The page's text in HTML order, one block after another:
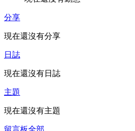
分享
現在還沒有分享
日誌
現在還沒有日誌
主題
現在還沒有主題
留言板全部